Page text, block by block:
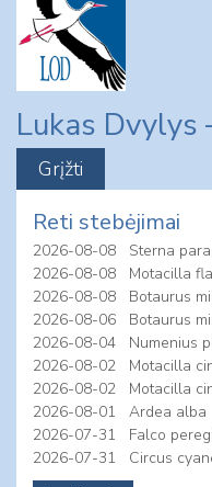
content
Lukas
Reti stebėjimai
2026-08-08
Sterna
2026-08-08
Motacilla
2026-08-08
Botaurus
2026-08-06
Botaurus
2026-08-04
Numenius
2026-08-02
Motacilla
2026-08-02
Motacilla
2026-08-01
Ardea alba
2026-07-31
Falco
2026-07-31
Circus